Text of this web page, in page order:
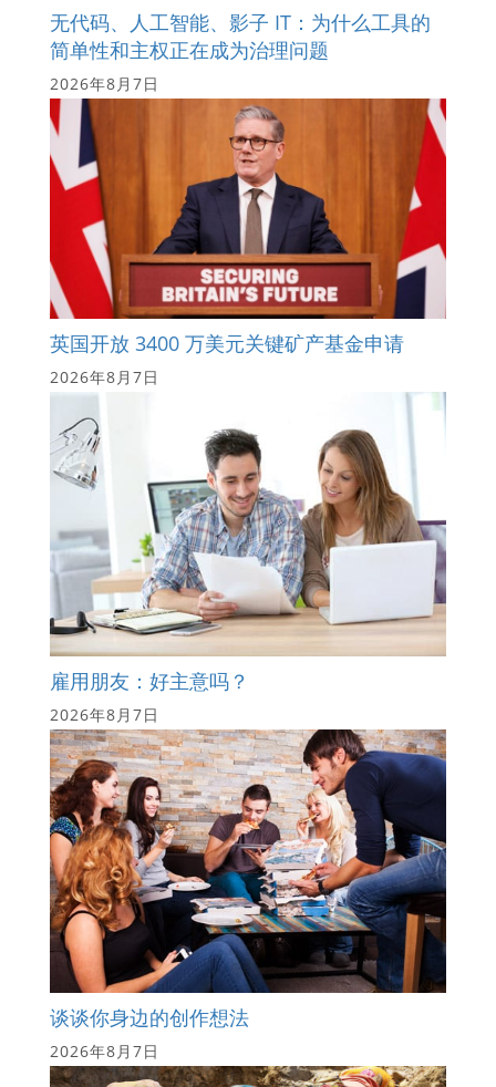
无代码、人工智能、影子 IT：为什么工具的
简单性和主权正在成为治理问题
2026年8月7日
英国开放 3400 万美元关键矿产基金申请
2026年8月7日
雇用朋友：好主意吗？
2026年8月7日
谈谈你身边的创作想法
2026年8月7日